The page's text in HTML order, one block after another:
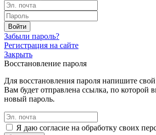
Забыли пароль?
Регистрация на сайте
Закрыть
Восстановление пароля
Для восстановления пароля напишите
Вам будет отправлена ссылка, по которой
новый пароль.
Я даю согласие на обработку своих